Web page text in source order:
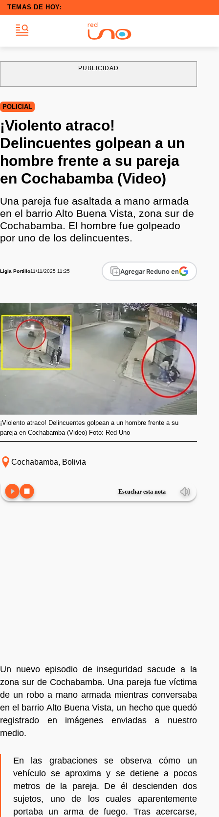
TEMAS DE HOY:
PUBLICIDAD
POLICIAL
¡Violento atraco!
Delincuentes golpean a un
hombre frente a su pareja
en Cochabamba (Video)
Una pareja fue asaltada a mano armada
en el barrio Alto Buena Vista, zona sur de
Cochabamba. El hombre fue golpeado
por uno de los delincuentes.
Ligia Portillo11/11/2025 11:25 Agregar Reduno en
¡Violento atraco! Delincuentes golpean a un hombre frente a su
pareja en Cochabamba (Video) Foto: Red Uno
Cochabamba, Bolivia
Escuchar esta nota
Un nuevo episodio de inseguridad sacude a la
zona sur de Cochabamba. Una pareja fue víctima
de un robo a mano armada mientras conversaba
en el barrio Alto Buena Vista, un hecho que quedó
registrado en imágenes enviadas a nuestro
medio.
En las grabaciones se observa cómo un
vehículo se aproxima y se detiene a pocos
metros de la pareja. De él descienden dos
sujetos, uno de los cuales aparentemente
portaba un arma de fuego. Tras acercarse,